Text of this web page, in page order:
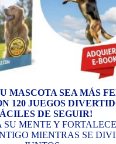
MASCOTA SEA MÁS
120 JUEGOS
DE SEGUIR!
MENTE Y
MIENTRAS SE